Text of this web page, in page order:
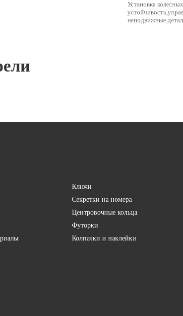
Установка
неподвижные
Ключи
Секретки на номера
Центровочные кольца
Футорки
Колпачки и наклейки